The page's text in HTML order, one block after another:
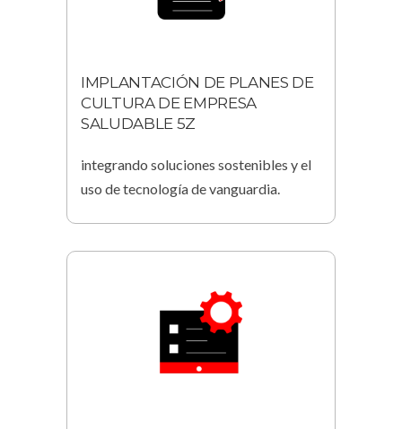
IMPLANTACIÓN DE PLANES DE
CULTURA DE EMPRESA
SALUDABLE 5Z
integrando soluciones sostenibles y el
uso de tecnología de vanguardia.